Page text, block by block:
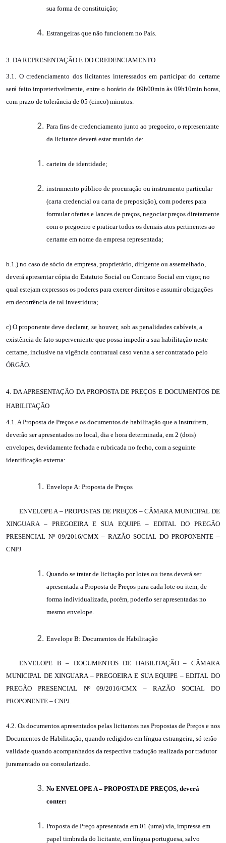
sua forma de constituição;
Estrangeiras que não funcionem no País.
3. DA REPRESENTAÇÃO E DO CREDENCIAMENTO
3.1. O credenciamento dos licitantes interessados em participar do certame
será feito impreterivelmente, entre o horário de 09h00min às 09h10min horas,
com prazo de tolerância de 05 (cinco) minutos.
Para fins de credenciamento junto ao pregoeiro, o representante
da licitante deverá estar munido de:
carteira de identidade;
instrumento público de procuração ou instrumento particular
(carta credencial ou carta de preposição), com poderes para
formular ofertas e lances de preços, negociar preços diretamente
com o pregoeiro e praticar todos os demais atos pertinentes ao
certame em nome da empresa representada;
b.1.) no caso de sócio da empresa, proprietário, dirigente ou assemelhado,
deverá apresentar cópia do Estatuto Social ou Contrato Social em vigor, no
qual estejam expressos os poderes para exercer direitos e assumir obrigações
em decorrência de tal investidura;
c) O proponente deve declarar, se houver, sob as penalidades cabíveis, a
existência de fato superveniente que possa impedir a sua habilitação neste
certame, inclusive na vigência contratual caso venha a ser contratado pelo
ÓRGÃO.
4. DA APRESENTAÇÃO DA PROPOSTADEPREÇOS E DOCUMENTOS DE
HABILITAÇÃO
4.1. A Proposta de Preços e os documentos de habilitação que a instruírem,
deverão ser apresentados no local, dia e hora determinada, em 2 (dois)
envelopes, devidamente fechada e rubricada no fecho, com a seguinte
identificação externa:
Envelope A: Proposta de Preços
ENVELOPE A – PROPOSTAS DE PREÇOS –CÂMARA MUNICIPAL DE
XINGUARA – PREGOEIRA E SUA EQUIPE – EDITAL DO PREGÃO
PRESENCIAL Nº 09/2016/CMX – RAZÃO SOCIAL DO PROPONENTE –
CNPJ
Quando se tratar de licitação por lotes ou itens deverá ser
apresentada a Proposta de Preços para cada lote ou item, de
forma individualizada, porém, poderão ser apresentadas no
mesmo envelope.
Envelope B: Documentos de Habilitação
ENVELOPE B – DOCUMENTOS DE HABILITAÇÃO – CÂMARA
MUNICIPAL DE XINGUARA – PREGOEIRA E SUA EQUIPE – EDITAL DO
PREGÃO PRESENCIAL Nº 09/2016/CMX –RAZÃO SOCIAL DO
PROPONENTE – CNPJ.
4.2. Os documentos apresentados pelas licitantes nas Propostas de Preços e nos
Documentos de Habilitação, quando redigidos em língua estrangeira, só terão
validade quando acompanhados da respectiva tradução realizada por tradutor
juramentado ou consularizado.
No ENVELOPE A – PROPOSTA DE PREÇOS, deverá
conter:
Proposta de Preço apresentada em 01 (uma) via, impressa em
papel timbrada do licitante, em língua portuguesa, salvo